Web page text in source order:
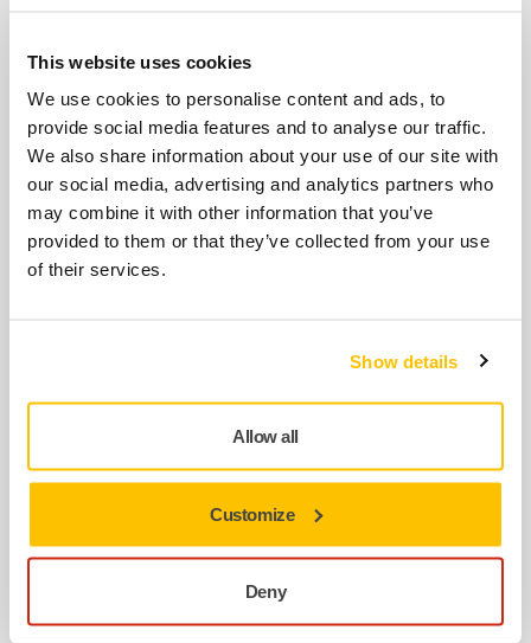
This website uses cookies
We use cookies to personalise content and ads, to
provide social media features and to analyse our traffic.
We also share information about your use of our site with
our social media, advertising and analytics partners who
may combine it with other information that you’ve
provided to them or that they’ve collected from your use
of their services.
Show details
Allow all
Customize
Deny
Motor Cooling Filter for DE 1230/1242
8999110111
Prachový filtr pro DE 1230
8999100411
Související produkty
PŘÍSLUŠENSTVÍ
Prachový filtr pro DE 1230
Filter for dust extractors in the 1230 range.
PŘÍSLUŠENSTVÍ